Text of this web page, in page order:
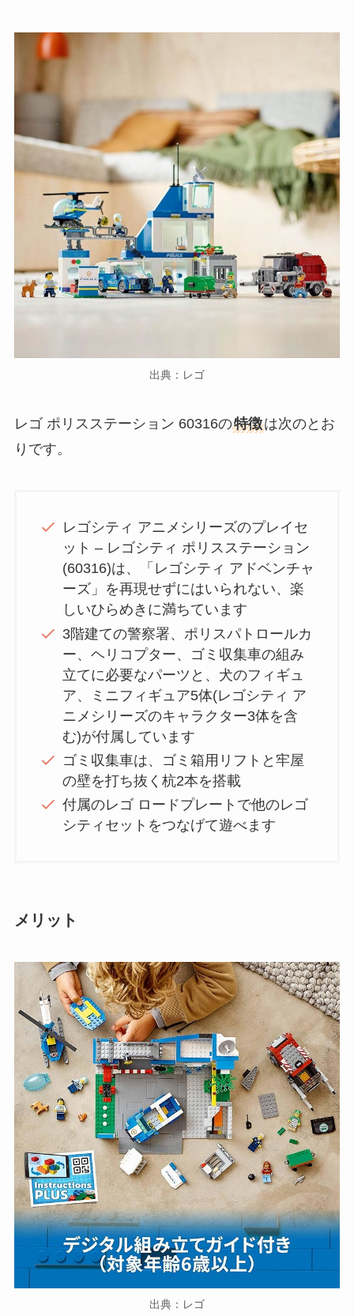
出典：レゴ
レゴ ポリスステーション 60316の特徴は次のとお
りです。
レゴシティ アニメシリーズのプレイセ
ット – レゴシティ ポリスステーション
(60316)は、「レゴシティ アドベンチャ
ーズ」を再現せずにはいられない、楽
しいひらめきに満ちています
3階建ての警察署、ポリスパトロールカ
ー、ヘリコプター、ゴミ収集車の組み
立てに必要なパーツと、犬のフィギュ
ア、ミニフィギュア5体(レゴシティ ア
ニメシリーズのキャラクター3体を含
む)が付属しています
ゴミ収集車は、ゴミ箱用リフトと牢屋
の壁を打ち抜く杭2本を搭載
付属のレゴ ロードプレートで他のレゴ
シティセットをつなげて遊べます
メリット
出典：レゴ